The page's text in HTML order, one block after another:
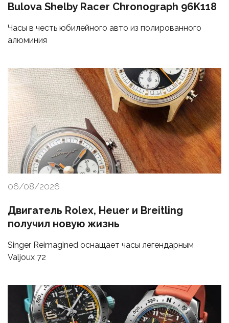
Bulova Shelby Racer Chronograph 96K118
Часы в честь юбилейного авто из полированного
алюминия
06/08/2026
Двигатель Rolex, Heuer и Breitling
получил новую жизнь
Singer Reimagined оснащает часы легендарным
Valjoux 72